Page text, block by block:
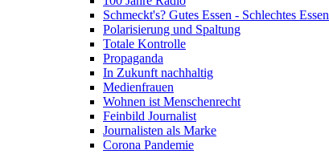
Schmeckt's? Gutes Essen - Schlechtes Essen
Polarisierung und Spaltung
Totale Kontrolle
Propaganda
In Zukunft nachhaltig
Medienfrauen
Wohnen ist Menschenrecht
Feinbild Journalist
Journalisten als Marke
Corona Pandemie